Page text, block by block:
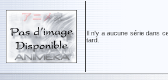
Il n'y a aucune série dans
tard.